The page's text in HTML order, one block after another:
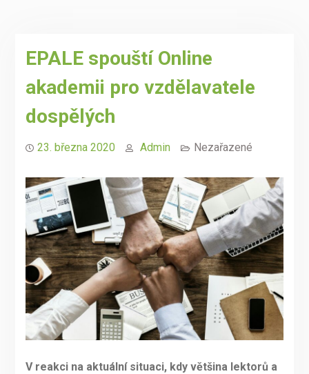
EPALE spouští Online
akademii pro vzdělavatele
dospělých
23. března 2020 Admin Nezařazené
V reakci na aktuální situaci, kdy většina lektorů a